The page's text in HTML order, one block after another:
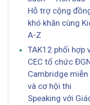
Hỗ trợ cộng
khó khăn cùng
A-Z
TAK12 phối hợp
CEC tổ chức
Cambridge miễn
và cơ hội thi
Speaking với